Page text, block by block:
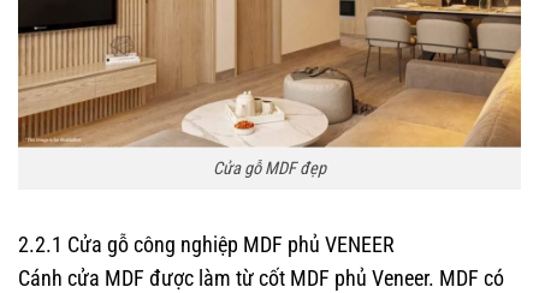
Cửa gỗ MDF đẹp
2.2.1 Cửa gỗ công nghiệp MDF phủ VENEER
Cánh cửa MDF được làm từ cốt MDF phủ Veneer. MDF có